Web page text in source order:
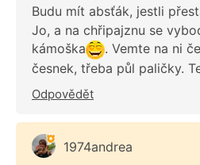
Budu mít absťák, jestli
Jo, a na chřipajznu se
kámoška
. Vemte na ni
česnek, třeba půl paličky.
Odpovědět
1974andrea